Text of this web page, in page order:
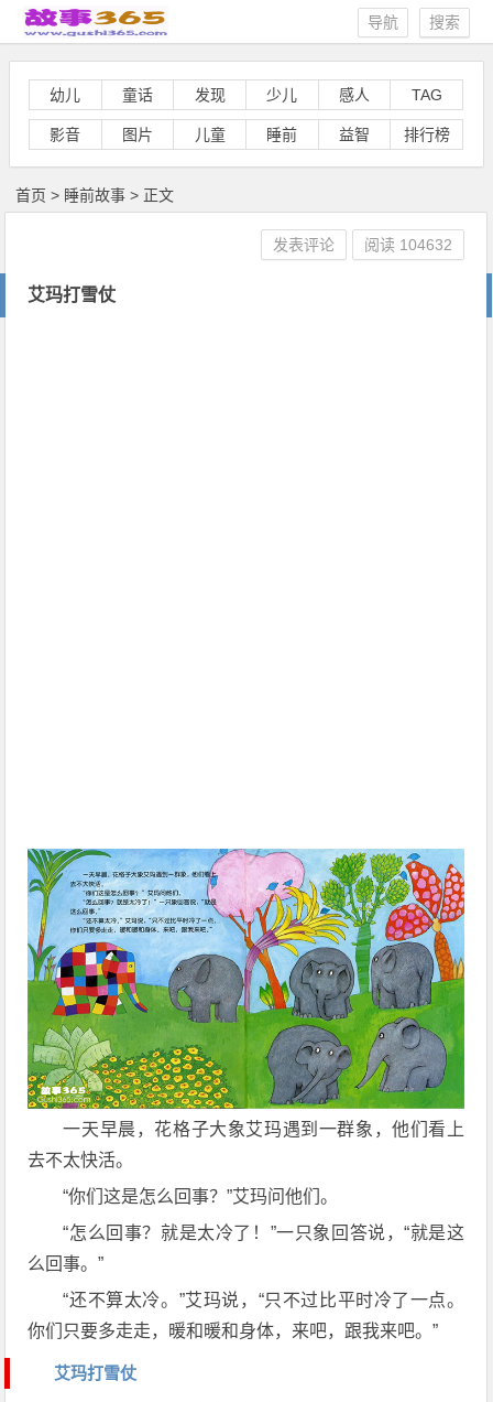
搜索
导航
幼儿 童话 发现 少儿 感人 TAG
影音 图片 儿童 睡前 益智 排行榜
首页 > 睡前故事 > 正文
艾玛打雪仗
一天早晨，花格子大象艾玛遇到一群象，他们看上
去不太快活。
“你们这是怎么回事？”艾玛问他们。
“怎么回事？就是太冷了！”一只象回答说，“就是这
么回事。”
“还不算太冷。”艾玛说，“只不过比平时冷了一点。
你们只要多走走，暖和暖和身体，来吧，跟我来吧。”
艾玛打雪仗
发表评论 阅读 104632